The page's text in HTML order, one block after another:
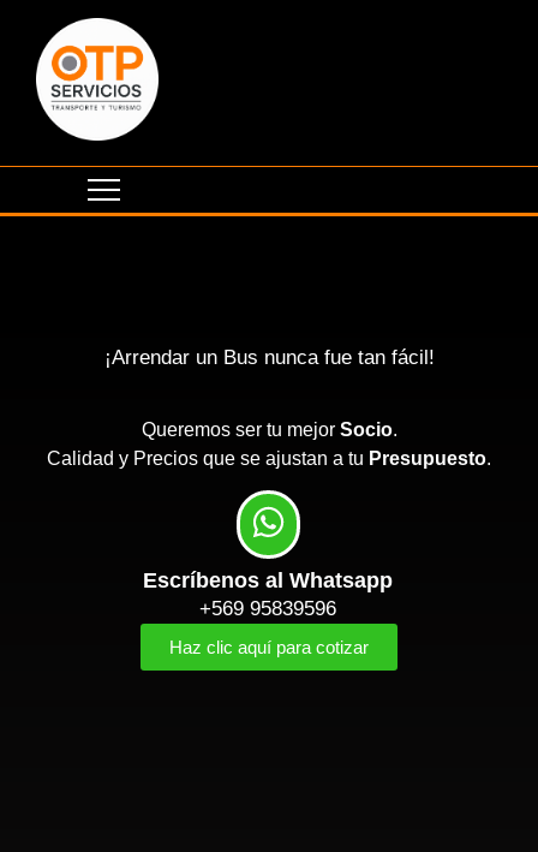
¡Arrendar un Bus nunca fue tan fácil!
Queremos ser tu mejor Socio.
Calidad y Precios que se ajustan a tu Presupuesto.
Escríbenos al Whatsapp
+569 95839596
Haz clic aquí para cotizar